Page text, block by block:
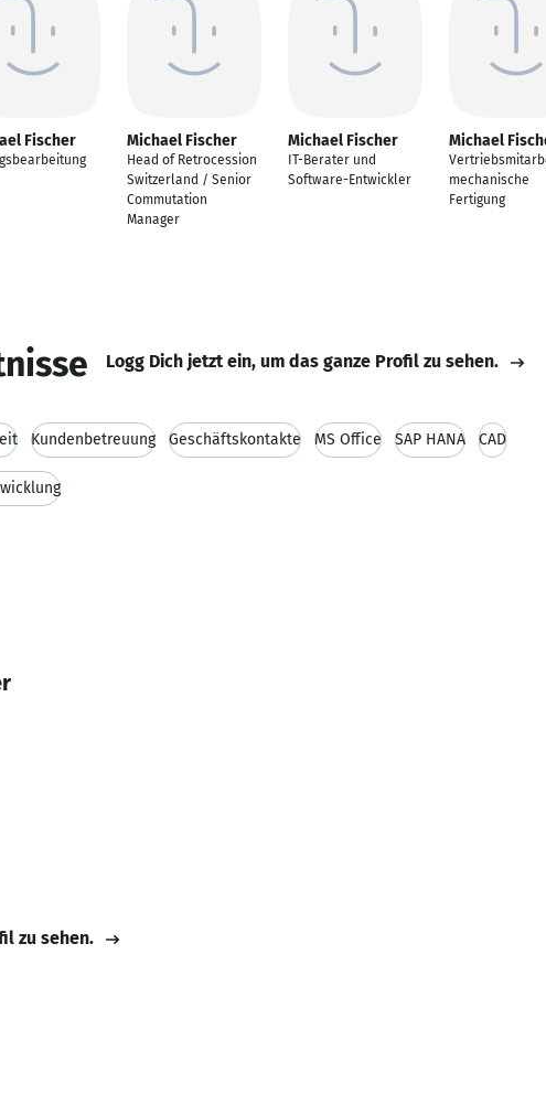
Fischer Michael Fischer
Head of Retrocession
Switzerland / Senior
Commutation
Manager
Michael Fischer
IT-Berater und
Software-Entwickler
Michael
mechanische
Fertigung
Logg Dich jetzt ein, um das ganze Profil zu sehen.
Kundenbetreuung Geschäftskontakte MS Office SAP HANA CAD
zu sehen.